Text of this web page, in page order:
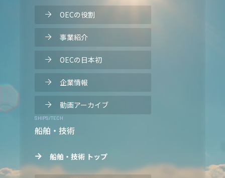
OECの役割
事業紹介
OECの日本初
企業情報
動画アーカイブ
SHIPS/TECH
船舶・技術
船舶・技術 トップ